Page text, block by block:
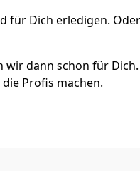
für Dich erledigen.
dann schon für
Profis machen.